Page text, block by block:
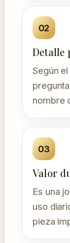
02
Detalle
Según
nombre
03
Valor
Es una
uso
pieza